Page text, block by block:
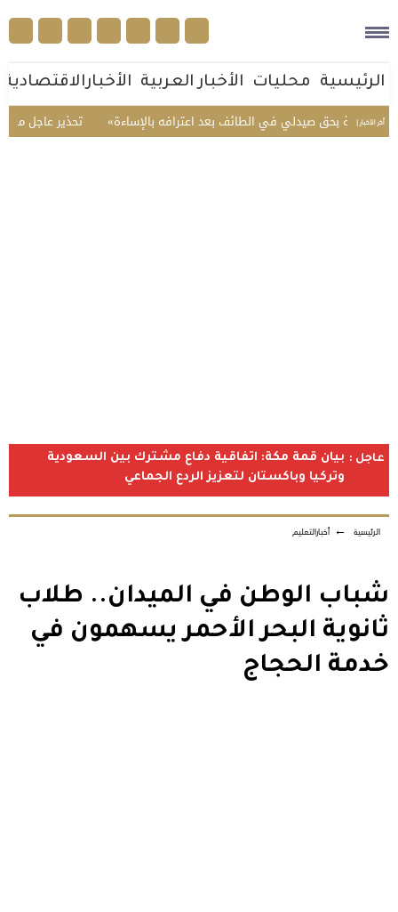
الرئيسية محليات الأخبار العربية الأخبارالاقتصادية
أخر الأخبار | تحذير عاجل من سفارة بحق صيدلي في الطائف بعد اعترافه بالإساءة
عاجل : بيان قمة مكة: اتفاقية دفاع مشترك بين السعودية
وتركيا وباكستان لتعزيز الردع الجماعي
الرئيسية ← أخبارالتعليم
شباب الوطن في الميدان.. طلاب
ثانوية البحر الأحمر يسهمون في
خدمة الحجاج